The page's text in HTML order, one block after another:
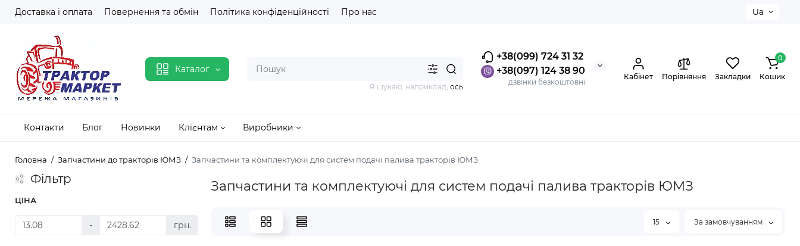
Доставка і оплата Повернення та обмін Політика конфіденційності Про нас Ua
Каталог
+38(099) 724 31 32
+38(097) 124 38 90
дзвінки безкоштовні
Я шукаю, наприклад, ось
Кабінет Порівняння Закладки
0
Кошик
Контакти Блог Новинки Клієнтам Виробники
Головна Запчастини до тракторів ЮМЗ Запчастини та комплектуючі для систем подачі палива тракторів ЮМЗ
Фільтр
ЦІНА
- грн.
Запчастини та комплектуючі для систем подачі палива тракторів ЮМЗ
15 За замовчуванням